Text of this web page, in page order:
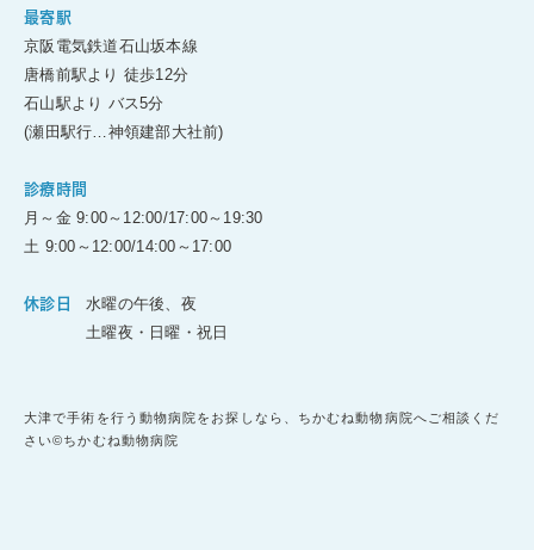
最寄駅
京阪電気鉄道石山坂本線
唐橋前駅より 徒歩12分
石山駅より バス5分
(瀬田駅行…神領建部大社前)
診療時間
月～金 9:00～12:00/17:00～19:30
土 9:00～12:00/14:00～17:00
休診日
水曜の午後、夜
土曜夜・日曜・祝日
大津で手術を行う動物病院をお探しなら、ちかむね動物病院へご相談くだ
さい©ちかむね動物病院